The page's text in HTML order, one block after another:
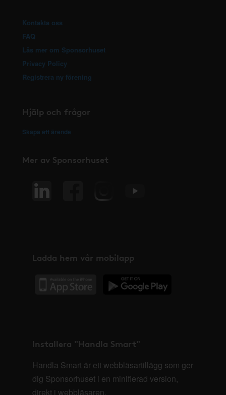
Kontakta oss
FAQ
Läs mer om Sponsorhuset
Privacy Policy
Registrera ny förening
Hjälp och frågor
Skapa ett ärende
Mer av Sponsorhuset
Ladda hem vår mobilapp
Installera "Handla Smart"
Handla Smart är ett webbläsartillägg som ger
dig Sponsorhuset i en minifierad version,
direkt i webbläsaren.